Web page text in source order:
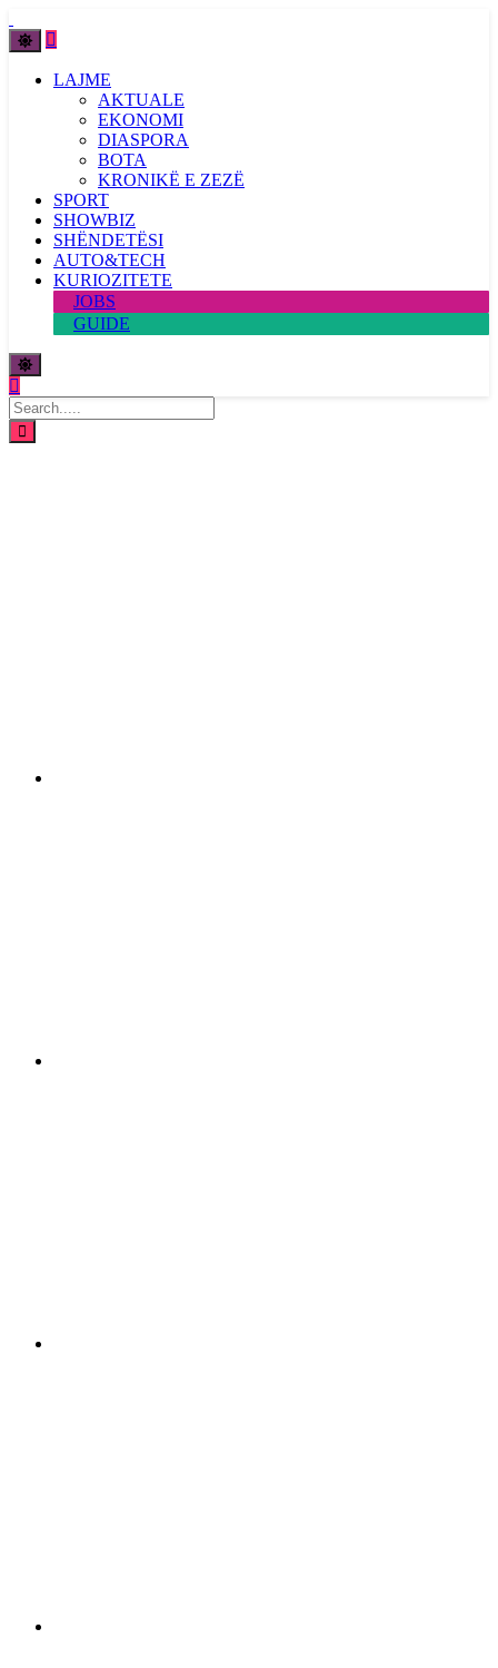
LAJME
AKTUALE
EKONOMI
DIASPORA
BOTA
KRONIKË E ZEZË
SPORT
SHOWBIZ
SHËNDETËSI
AUTO&TECH
KURIOZITETE
JOBS
GUIDE